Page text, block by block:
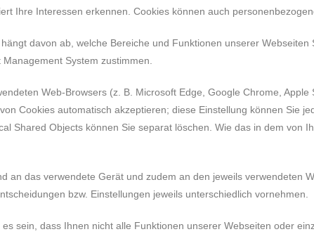
Ihre Interessen erkennen. Cookies können auch
davon ab, welche Bereiche und Funktionen unserer Webseiten
System zustimmen.
Web-Browsers (z. B. Microsoft Edge, Google Chrome, Apple
Cookies automatisch akzeptieren; diese Einstellung können Sie
Shared Objects können Sie separat löschen. Wie das in dem von
an das verwendete Gerät und zudem an den jeweils verwendeten
bzw. Einstellungen jeweils unterschiedlich vornehmen.
sein, dass Ihnen nicht alle Funktionen unserer Webseiten oder